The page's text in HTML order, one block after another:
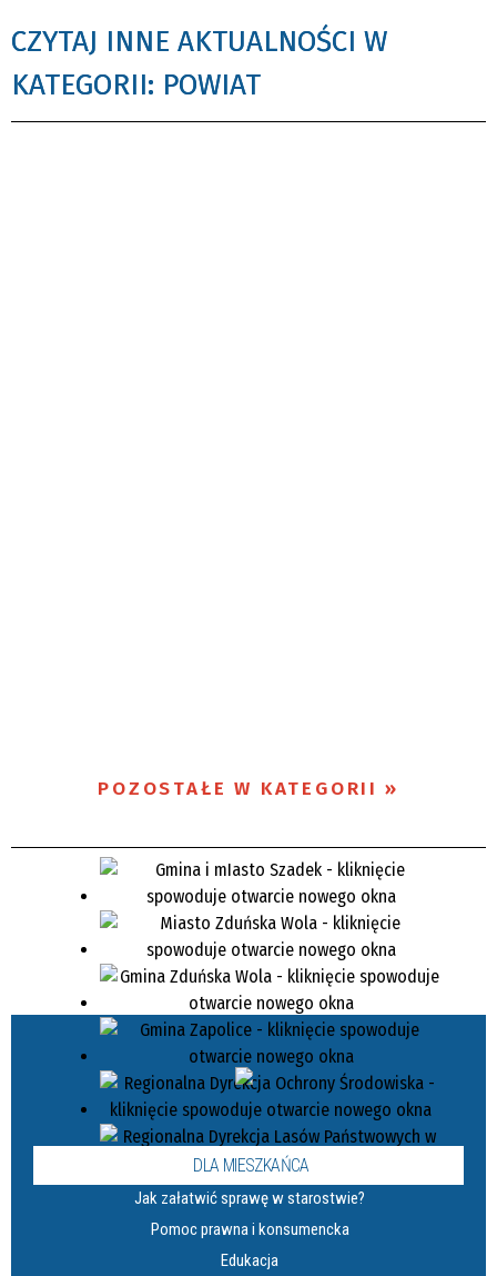
CZYTAJ INNE AKTUALNOŚCI W
KATEGORII: POWIAT
POZOSTAŁE W KATEGORII
DLA MIESZKAŃCA
Jak załatwić sprawę w starostwie?
Pomoc prawna i konsumencka
Edukacja